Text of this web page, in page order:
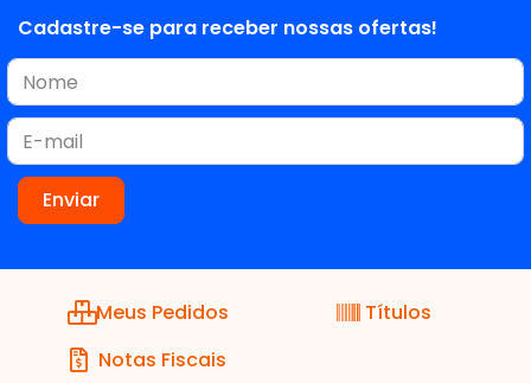
Cadastre-se para receber nossas ofertas!
Meus Pedidos
Títulos
Notas Fiscais